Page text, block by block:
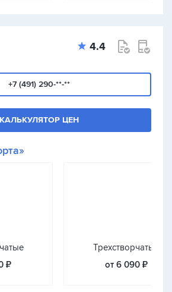
4.4
+7 (491) 290-**-**
КАЛЬКУЛЯТОР ЦЕН
₽
Трехстворчатые
от 6 090 ₽